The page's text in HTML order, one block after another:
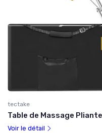
tectake
Table de Massage
Voir le détail